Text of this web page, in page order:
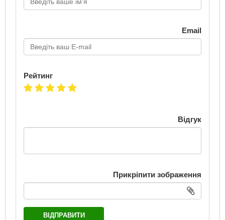
Email
Рейтинг
Відгук
Прикріпити зображення
ВІДПРАВИТИ